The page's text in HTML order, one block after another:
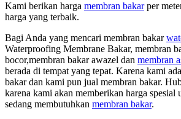
Kami berikan harga membran bakarper
harga yang terbaik.
Bagi Anda yang mencari membran bakar
Waterproofing Membrane Bakar, membran
bocor,membran bakar awazel dan membran
berada di tempat yang tepat. Karena kami
bakar dan kami pun jual membran bakar.
karena kami akan memberikan harga spesial
sedang membutuhkan membran bakar.